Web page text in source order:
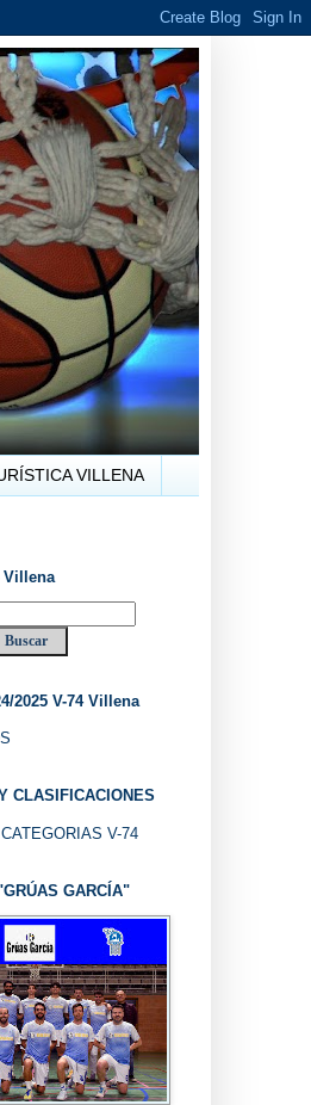
VILLENA
...
Villena
2025 V-74 Villena
CLASIFICACIONES
V-74
GARCÍA"